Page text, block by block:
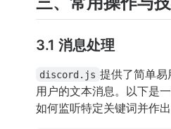
3.1 消息处理
discord.js 提供了简单易
用户的文本消息。以下是
如何监听特定关键词并作出